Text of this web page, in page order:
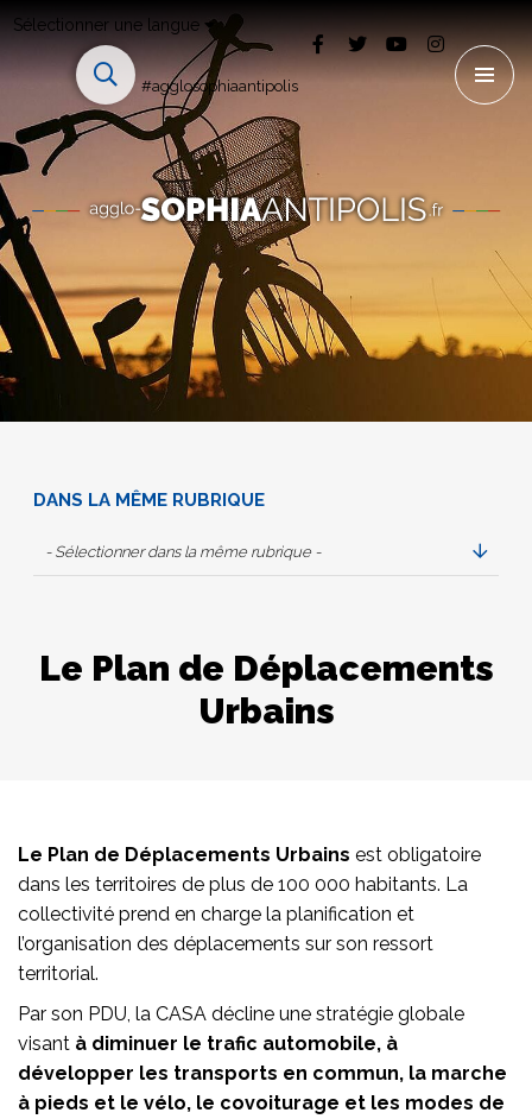
Sélectionner une langue
#agglosophiaantipolis
DANS LA MÊME RUBRIQUE
- Sélectionner dans la même rubrique -
Le Plan de Déplacements
Urbains
Le Plan de Déplacements Urbains est obligatoire
dans les territoires de plus de 100 000 habitants. La
collectivité prend en charge la planification et
l’organisation des déplacements sur son ressort
territorial.
Par son PDU, la CASA décline une stratégie globale
visant à diminuer le trafic automobile, à
développer les transports en commun, la marche
à pieds et le vélo, le covoiturage et les modes de